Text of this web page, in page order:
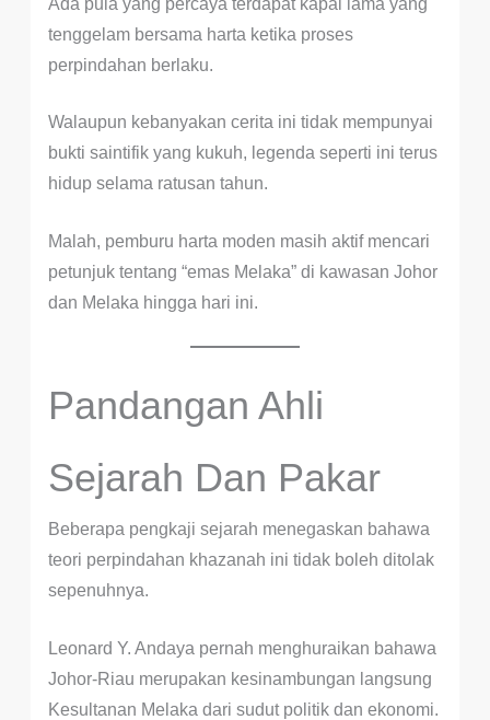
tenggelam bersama harta ketika proses
perpindahan berlaku.
Walaupun kebanyakan cerita ini tidak mempunyai
bukti saintifik yang kukuh, legenda seperti ini terus
hidup selama ratusan tahun.
Malah, pemburu harta moden masih aktif mencari
petunjuk tentang “emas Melaka” di kawasan Johor
dan Melaka hingga hari ini.
Pandangan Ahli
Sejarah Dan Pakar
Beberapa pengkaji sejarah menegaskan bahawa
teori perpindahan khazanah ini tidak boleh ditolak
sepenuhnya.
Leonard Y. Andaya pernah menghuraikan bahawa
Johor-Riau merupakan kesinambungan langsung
Kesultanan Melaka dari sudut politik dan ekonomi.